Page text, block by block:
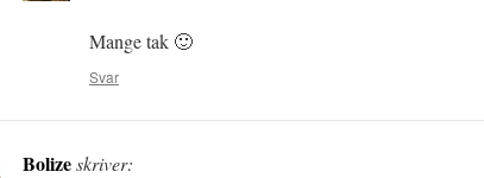
Mange tak 🙂
Svar
Bolizeskriver: